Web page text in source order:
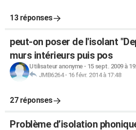
13 réponses
peut-on poser de l'isolant
murs intérieurs puis pos
Utilisateur anonyme- 15 sept. 2009 à
JMB6264- 16 févr. 2014 à 17:48
27 réponses
Problème d’isolation